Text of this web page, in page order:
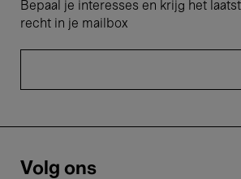
Bepaal je interesses en krijg het
recht in je mailbox
Volg ons